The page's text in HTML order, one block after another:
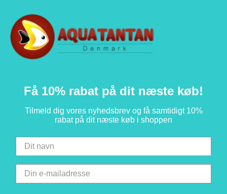
Få 10% rabat på dit næste køb!
Tilmeld dig vores nyhedsbrev og få samtidigt 10%
rabat på dit næste køb i shoppen